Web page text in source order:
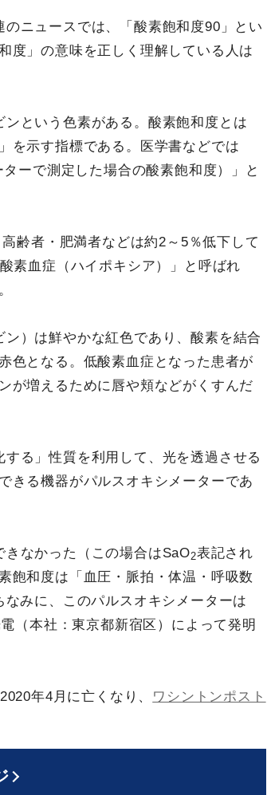
ニュースでは、「酸素飽和度90」とい
度」の意味を正しく理解している人は
という色素がある。酸素飽和度とは
を示す指標である。医学書などでは
ーで測定した場合の酸素飽和度）」と
齢者・肥満者などは約2～5％低下して
素血症（ハイポキシア）」と呼ばれ
）は鮮やかな紅色であり、酸素を結合
色となる。低酸素血症となった患者が
が増えるために唇や頬などがくすんだ
る」性質を利用して、光を透過させる
きる機器がパルスオキシメーターであ
なかった（この場合はSaO2表記され
飽和度は「血圧・脈拍・体温・呼吸数
みに、このパルスオキシメーターは
（本社：東京都新宿区）によって発明
年4月に亡くなり、 ワシントンポスト